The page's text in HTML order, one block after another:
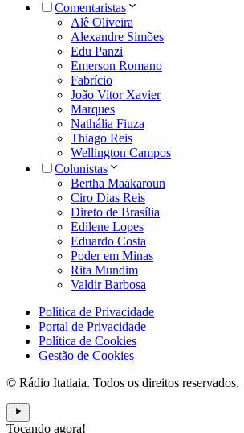
Comentaristas
Alê Oliveira
Alexandre Simões
Edu Panzi
Emerson Romano
Fabrício
João Vitor Xavier
Marques
Nathália Fiuza
Thiago Reis
Wellington Campos
Colunistas
Bertha Maakaroun
Ciro Dias Reis
Direto de Brasília
Edilene Lopes
Eduardo Costa
Poder em Minas
Rita Mundim
Valdir Barbosa
Política de Privacidade
Portal de Privacidade
Política de Cookies
Gestão de Cookies
© Rádio Itatiaia. Todos os direitos reservados.
Tocando agora!